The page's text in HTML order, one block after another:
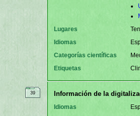
Lugares
Idiomas
Categorías científicas
Etiquetas
39 Información de la
Idiomas